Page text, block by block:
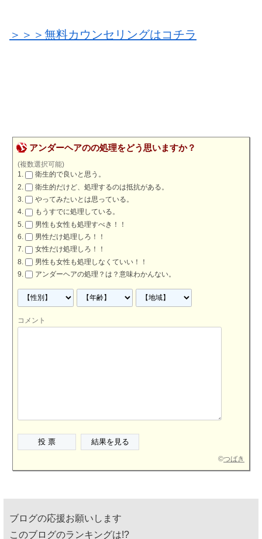
＞＞＞無料カウンセリングはコチラ
アンダーヘアのの処理をどう思いますか？
(複数選択可能)
衛生的で良いと思う。
衛生的だけど、処理するのは抵抗がある。
やってみたいとは思っている。
もうすでに処理している。
男性も女性も処理すべき！！
男性だけ処理しろ！！
女性だけ処理しろ！！
男性も女性も処理しなくていい！！
アンダーヘアの処理？は？意味わかんない。
コメント
©つばき
ブログの応援お願いします
このブログのランキングは!?